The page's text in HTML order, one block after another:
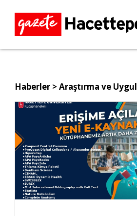
Haberler > Araştırma ve